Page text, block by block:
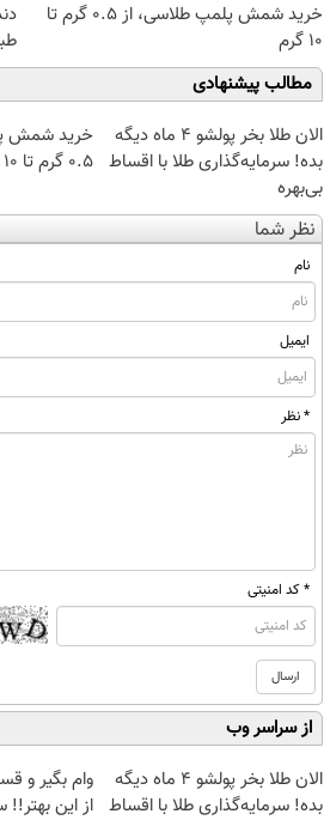
خرید شمش پلمپ طلاسی، از ۰.۵ گرم تا
۱۰ گرم
مطالب پیشنهادی
الان طلا بخر پولشو 4 ماه دیگه
بده! سرمایه‌گذاری طلا با اقساط
بی‌بهره
خرید شمش
۰.۵ گرم تا ۱۰ گرم
نظر شما
نام
ایمیل
* نظر
* کد امنیتی
از سراسر وب
الان طلا بخر پولشو 4 ماه دیگه
بده! سرمایه‌گذاری طلا با اقساط
وام بگیر و
از این